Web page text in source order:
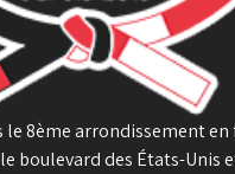
8ème arrondissement en
boulevard des États-Unis